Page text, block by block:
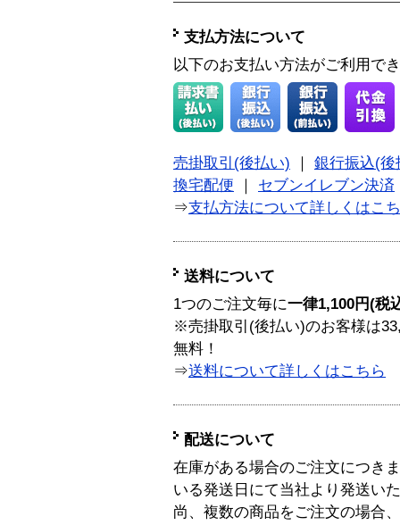
支払方法について
以下のお支払い方法がご利用で
売掛取引(後払い)
銀行振込(後
換宅配便
セブンイレブン決済
⇒支払方法について詳しくはこ
送料について
1つのご注文毎に一律1,100円(税
※売掛取引(後払い)のお客様は
無料！
⇒送料について詳しくはこちら
配送について
在庫がある場合のご注文につき
いる発送日にて当社より発送い
尚、複数の商品をご注文の場合